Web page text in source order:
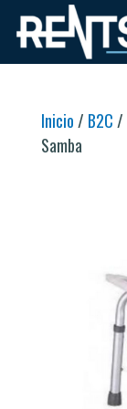
Inicio / B2C /
Samba